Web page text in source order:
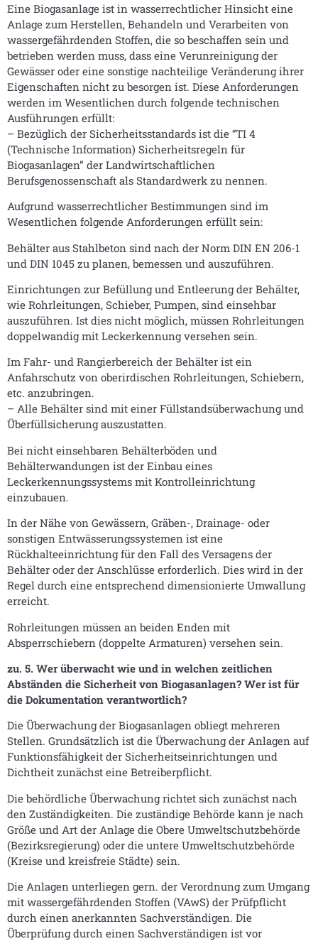
Eine Biogasanlage ist in wasserrechtlicher Hinsicht eine
Anlage zum Herstellen, Behandeln und Verarbeiten von
wassergefährdenden Stoffen, die so beschaffen sein und
betrieben werden muss, dass eine Verunreinigung der
Gewässer oder eine sonstige nachteilige Veränderung ihrer
Eigenschaften nicht zu besorgen ist. Diese Anforderungen
werden im Wesentlichen durch folgende technischen
Ausführungen erfüllt:
– Bezüglich der Sicherheitsstandards ist die “TI 4
(Technische Information) Sicherheitsregeln für
Biogasanlagen” der Landwirtschaftlichen
Berufsgenossenschaft als Standardwerk zu nennen.
Aufgrund wasserrechtlicher Bestimmungen sind im
Wesentlichen folgende Anforderungen erfüllt sein:
Behälter aus Stahlbeton sind nach der Norm DIN EN 206-1
und DIN 1045 zu planen, bemessen und auszuführen.
Einrichtungen zur Befüllung und Entleerung der Behälter,
wie Rohrleitungen, Schieber, Pumpen, sind einsehbar
auszuführen. Ist dies nicht möglich, müssen Rohrleitungen
doppelwandig mit Leckerkennung versehen sein.
Im Fahr- und Rangierbereich der Behälter ist ein
Anfahrschutz von oberirdischen Rohrleitungen, Schiebern,
etc. anzubringen.
– Alle Behälter sind mit einer Füllstandsüberwachung und
Überfüllsicherung auszustatten.
Bei nicht einsehbaren Behälterböden und
Behälterwandungen ist der Einbau eines
Leckerkennungssystems mit Kontrolleinrichtung
einzubauen.
In der Nähe von Gewässern, Gräben-, Drainage- oder
sonstigen Entwässerungssystemen ist eine
Rückhalteeinrichtung für den Fall des Versagens der
Behälter oder der Anschlüsse erforderlich. Dies wird in der
Regel durch eine entsprechend dimensionierte Umwallung
erreicht.
Rohrleitungen müssen an beiden Enden mit
Absperrschiebern (doppelte Armaturen) versehen sein.
zu. 5. Wer überwacht wie und in welchen zeitlichen
Abständen die Sicherheit von Biogasanlagen? Wer ist für
die Dokumentation verantwortlich?
Die Überwachung der Biogasanlagen obliegt mehreren
Stellen. Grundsätzlich ist die Überwachung der Anlagen auf
Funktionsfähigkeit der Sicherheitseinrichtungen und
Dichtheit zunächst eine Betreiberpflicht.
Die behördliche Überwachung richtet sich zunächst nach
den Zuständigkeiten. Die zuständige Behörde kann je nach
Größe und Art der Anlage die Obere Umweltschutzbehörde
(Bezirksregierung) oder die untere Umweltschutzbehörde
(Kreise und kreisfreie Städte) sein.
Die Anlagen unterliegen gern. der Verordnung zum Umgang
mit wassergefährdenden Stoffen (VAwS) der Prüfpflicht
durch einen anerkannten Sachverständigen. Die
Überprüfung durch einen Sachverständigen ist vor